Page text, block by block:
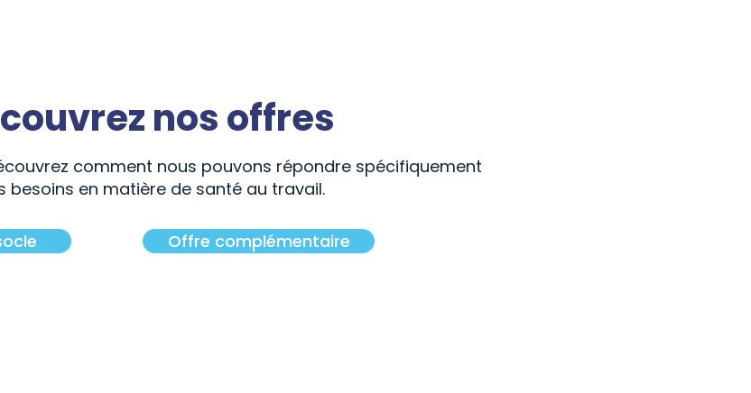
nos offres
comment nous pouvons répondre spécifiquement
besoins en matière de santé au travail.
Offre complémentaire